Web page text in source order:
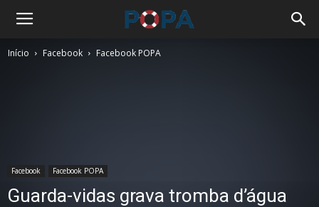
Início Facebook Facebook POPA
Facebook Facebook POPA
Guarda-vidas grava tromba d’água